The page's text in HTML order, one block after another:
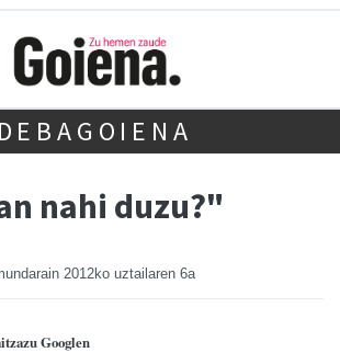
DEBAGOIENA
nahi duzu?"
2012ko uztailaren 6a
Googlen